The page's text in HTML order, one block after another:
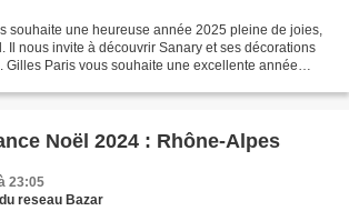
souhaite une heureuse année 2025 pleine de joies,
Il nous invite à découvrir Sanary et ses décorations
Noël 2024 : Rhône-Alpes
23:05
reseau Bazar